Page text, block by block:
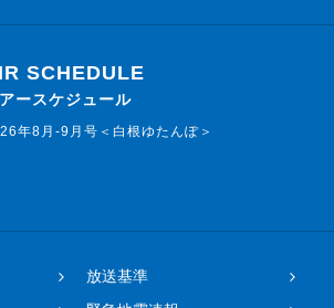
SCHEDULE
ースケジュール
年8月-9月号＜白根ゆたんぽ＞
放送基準